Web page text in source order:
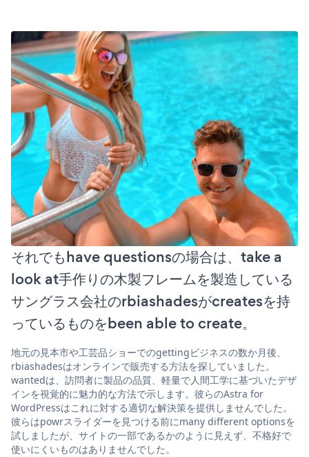
それでもhave questionsの場合は、take a
look at手作りの木製フレームを製造している
サングラス会社のrbiashadesがcreatesを持
っているものをbeen able to create。
地元の見本市や工芸品ショーでのgettingビジネスの数か月後、
rbiashadesはオンラインで販売する方法を探していました。
wantedは、訪問者に製品の品質、軽量で人間工学に基づいたデザ
インを視覚的に魅力的な方法で示します。彼らのAstra for
WordPressはこれに対する適切な解決策を提供しませんでした。
彼らはpowrスライダーを見つける前にmany different optionsを
試しましたが、サイトの一部であるかのように見えず、不格好で
使いにくいものはありませんでした。